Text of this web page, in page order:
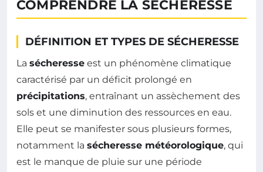
COMPRENDRE LA SÉCHERESSE
DÉFINITION ET TYPES DE SÉCHERESSE
La sécheresse est un phénomène climatique
caractérisé par un déficit prolongé en
précipitations, entraînant un assèchement des
sols et une diminution des ressources en eau.
Elle peut se manifester sous plusieurs formes,
notamment la sécheresse météorologique, qui
est le manque de pluie sur une période